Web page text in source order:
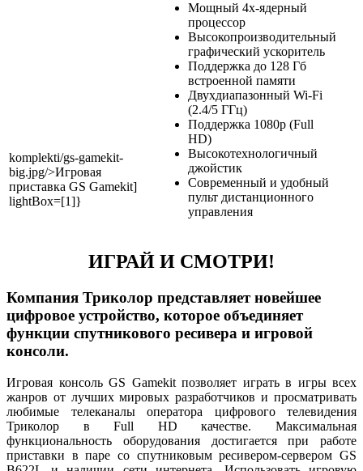
komplekti/gs-gamekit-
big.jpg/>Игровая
приставка GS Gamekit]
lightBox=[1]}
Мощный 4х-ядерный
процессор
Высокопроизводительный
графический ускоритель
Поддержка до 128 Гб
встроенной памяти
Двухдиапазонный Wi-Fi
(2.4/5 ГГц)
Поддержка 1080p (Full
HD)
Высокотехнологичный
джойстик
Современный и удобный
пульт дистанционного
управления
ИГРАЙ И СМОТРИ!
Компания Триколор представляет новейшее
цифровое устройство, которое объединяет
функции спутникового ресивера и игровой
консоли.
Игровая консоль GS Gamekit позволяет играть в игры всех
жанров от лучших мировых разработчиков и просматривать
любимые телеканалы оператора цифрового телевидения
Триколор в Full HD качестве. Максимальная
функциональность оборудования достигается при работе
приставки в паре со спутниковым ресивером-сервером GS